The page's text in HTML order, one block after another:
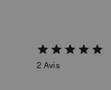
2 Avis